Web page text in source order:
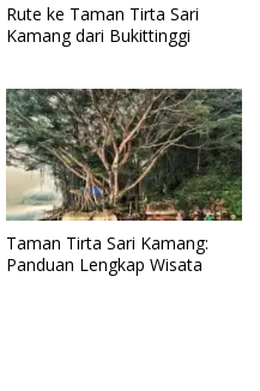
Rute ke Taman Tirta Sari
Kamang dari Bukittinggi
Taman Tirta Sari Kamang:
Panduan Lengkap Wisata